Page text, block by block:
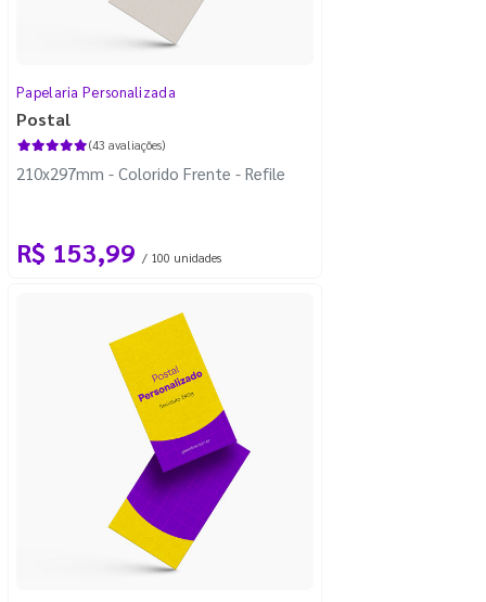
Papelaria Personalizada
Postal
(43 avaliações)
210x297mm - Colorido Frente - Refile
R$ 153,99 / 100 unidades